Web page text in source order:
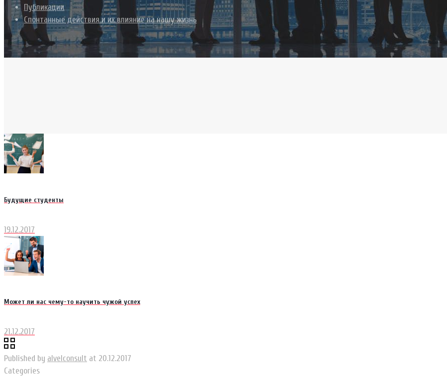
Публикации
Спонтанные действия и их влияние на нашу жизнь
Будущие студенты
19.12.2017
Может ли нас чему-то научить чужой успех
21.12.2017
Published by alvelconsult at 20.12.2017
Categories